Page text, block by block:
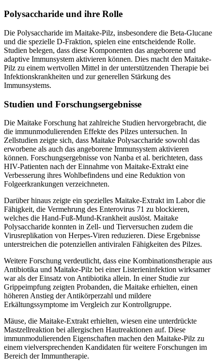
Polysaccharide und ihre Rolle
Die Polysaccharide im Maitake-Pilz, insbesondere die Beta-Glucane
und die spezielle D-Fraktion, spielen eine entscheidende Rolle.
Studien belegen, dass diese Komponenten das angeborene und
adaptive Immunsystem aktivieren können. Dies macht den Maitake-
Pilz zu einem wertvollen Mittel in der unterstützenden Therapie bei
Infektionskrankheiten und zur generellen Stärkung des
Immunsystems.
Studien und Forschungsergebnisse
Die Maitake Forschung hat zahlreiche Studien hervorgebracht, die
die immunmodulierenden Effekte des Pilzes untersuchen. In
Zellstudien zeigte sich, dass Maitake Polysaccharide sowohl das
erworbene als auch das angeborene Immunsystem aktivieren
können. Forschungsergebnisse von Nanba et al. berichteten, dass
HIV-Patienten nach der Einnahme von Maitake-Extrakt eine
Verbesserung ihres Wohlbefindens und eine Reduktion von
Folgeerkrankungen verzeichneten.
Darüber hinaus zeigte ein spezielles Maitake-Extrakt im Labor die
Fähigkeit, die Vermehrung des Enterovirus 71 zu blockieren,
welches die Hand-Fuß-Mund-Krankheit auslöst. Maitake
Polysaccharide konnten in Zell- und Tierversuchen zudem die
Virusreplikation von Herpes-Viren reduzieren. Diese Ergebnisse
unterstreichen die potenziellen antiviralen Fähigkeiten des Pilzes.
Weitere Forschung verdeutlicht, dass eine Kombinationstherapie aus
Antibiotika und Maitake-Pilz bei einer Listerieninfektion wirksamer
war als der Einsatz von Antibiotika allein. In einer Studie zur
Grippeimpfung zeigten Probanden, die Maitake erhielten, einen
höheren Anstieg der Antikörperzahl und mildere
Erkältungssymptome im Vergleich zur Kontrollgruppe.
Mäuse, die Maitake-Extrakt erhielten, wiesen eine unterdrückte
Mastzellreaktion bei allergischen Hautreaktionen auf. Diese
immunmodulierenden Eigenschaften machen den Maitake-Pilz zu
einem vielversprechenden Kandidaten für weitere Forschungen im
Bereich der Immuntherapie.